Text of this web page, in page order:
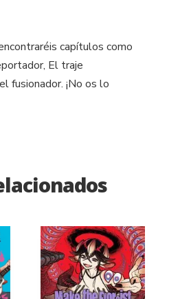
capítulos como
El traje
fusionador. ¡No os lo